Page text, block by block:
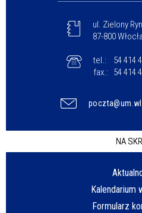
ul. Zielony
87-800
tel.:
54 414
fax.:
54 414
NA
Kalendarium
Formularz